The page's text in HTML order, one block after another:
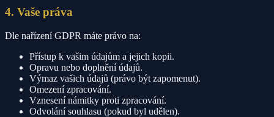
4. Vaše práva
Dle nařízení GDPR máte právo na:
Přístup k vašim údajům a jejich kopii.
Opravu nebo doplnění údajů.
Výmaz vašich údajů (právo být zapomenut).
Omezení zpracování.
Vznesení námitky proti zpracování.
Odvolání souhlasu (pokud byl udělen).